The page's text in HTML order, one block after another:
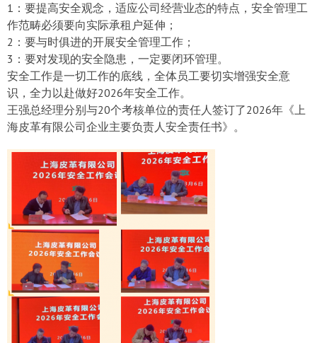
1：要提高安全观念，适应公司经营业态的特点，安全管理工
作范畴必须要向实际承租户延伸；
2：要与时俱进的开展安全管理工作；
3：要对发现的安全隐患，一定要闭环管理。
安全工作是一切工作的底线，全体员工要切实增强安全意
识，全力以赴做好2026年安全工作。
王强总经理分别与20个考核单位的责任人签订了2026年《上
海皮革有限公司企业主要负责人安全责任书》。